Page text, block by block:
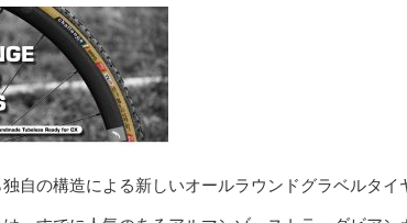
自の構造による新しいオールラウンドグラベルタイ